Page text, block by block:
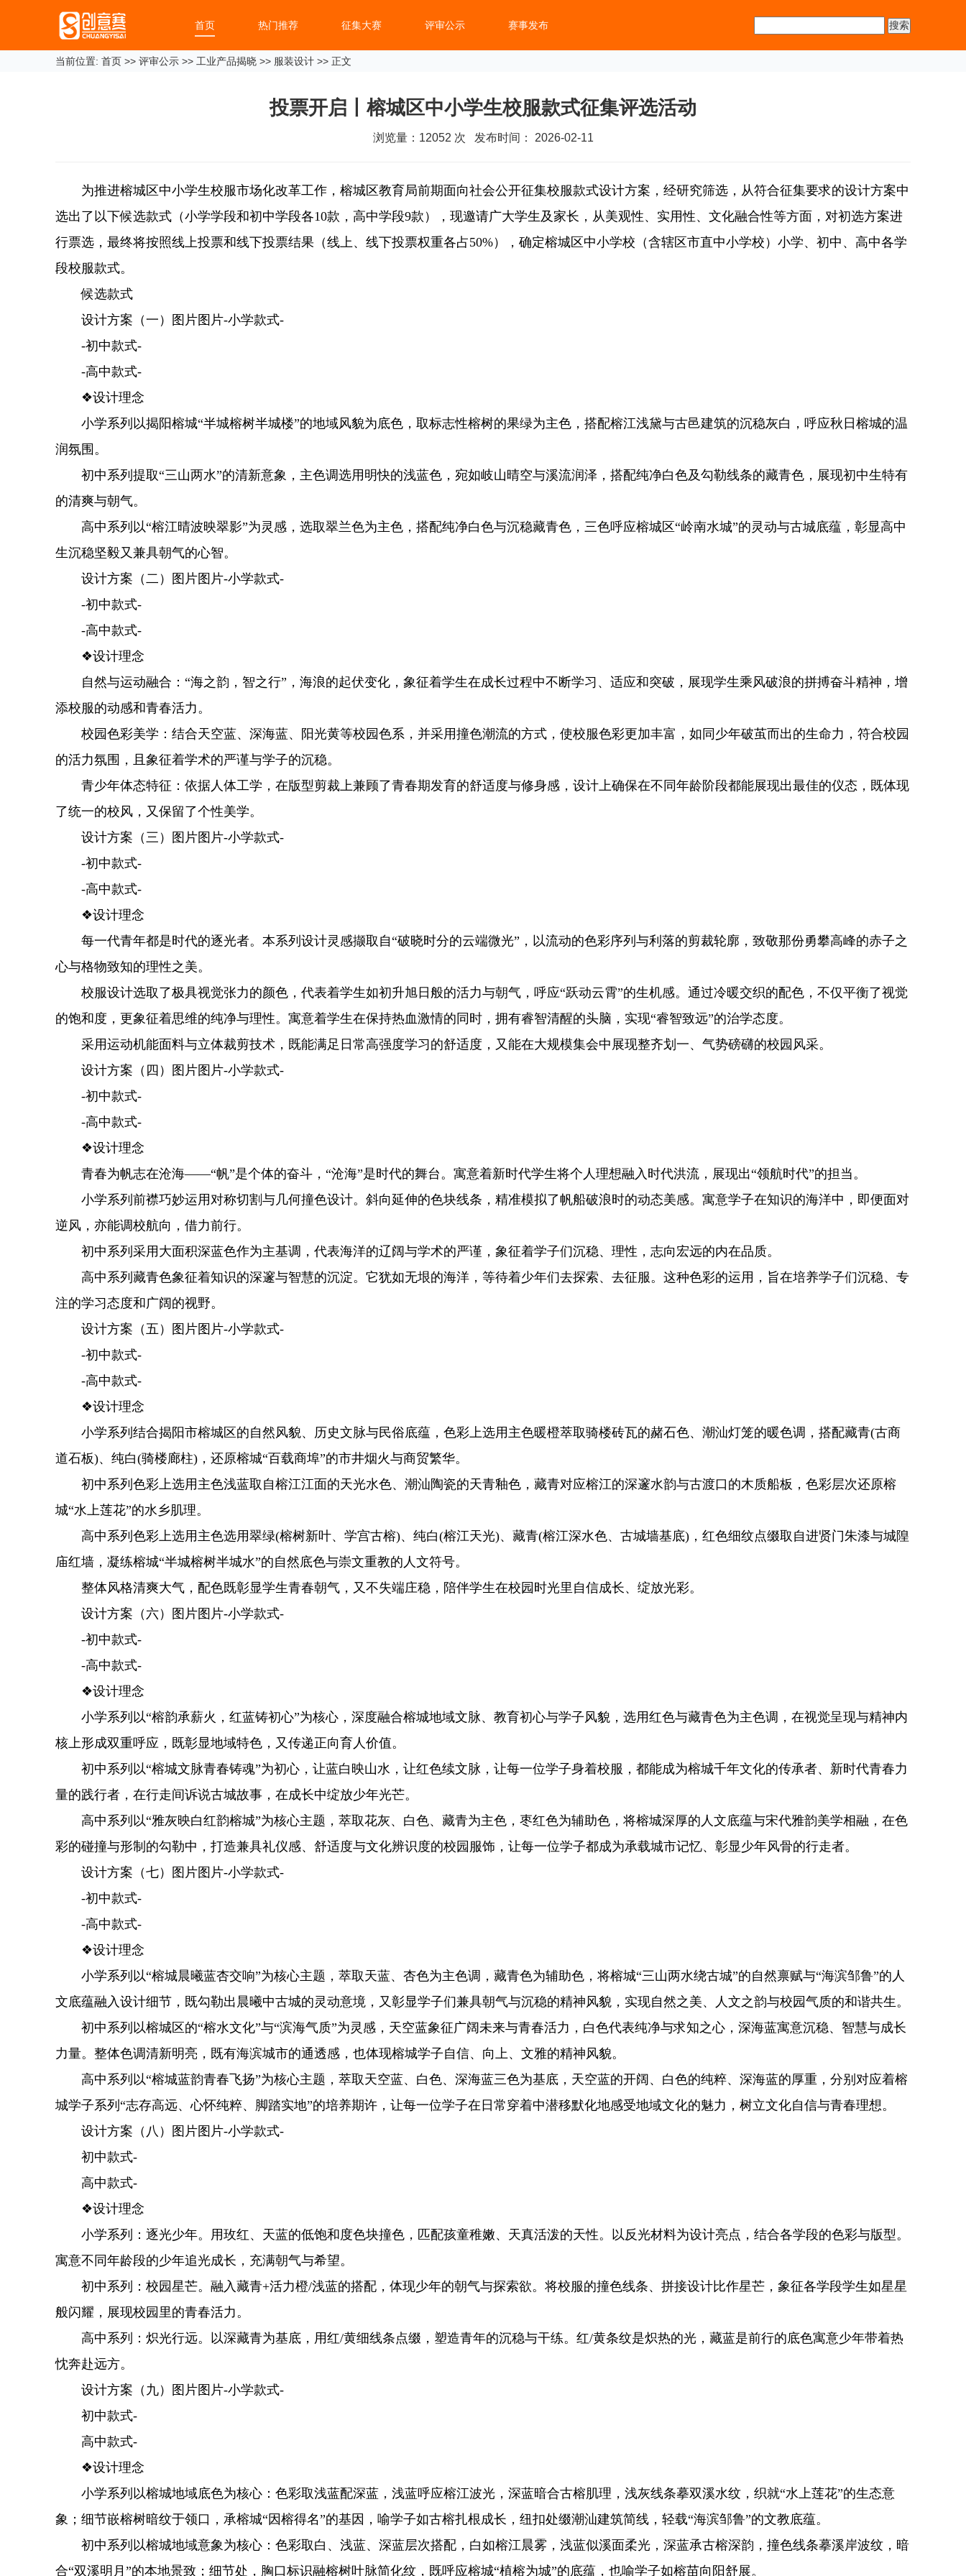
首页 热门推荐 征集大赛 评审公示 赛事发布
当前位置: 首页 >> 评审公示 >> 工业产品揭晓 >> 服装设计 >> 正文
投票开启丨榕城区中小学生校服款式征集评选活动
浏览量： 12052 次 发布时间： 2026-02-11
为推进榕城区中小学生校服市场化改革工作，榕城区教育局前期面向社会公开征集校服款式设计方案，经研究筛选，从符合征集要求的设计方案中
选出了以下候选款式（小学学段和初中学段各10款，高中学段9款），现邀请广大学生及家长，从美观性、实用性、文化融合性等方面，对初选方案进
行票选，最终将按照线上投票和线下投票结果（线上、线下投票权重各占50%），确定榕城区中小学校（含辖区市直中小学校）小学、初中、高中各学
段校服款式。
候选款式
设计方案（一）图片图片-小学款式-
-初中款式-
-高中款式-
❖设计理念
小学系列以揭阳榕城“半城榕树半城楼”的地域风貌为底色，取标志性榕树的果绿为主色，搭配榕江浅黛与古邑建筑的沉稳灰白，呼应秋日榕城的温
润氛围。
初中系列提取“三山两水”的清新意象，主色调选用明快的浅蓝色，宛如岐山晴空与溪流润泽，搭配纯净白色及勾勒线条的藏青色，展现初中生特有
的清爽与朝气。
高中系列以“榕江晴波映翠影”为灵感，选取翠兰色为主色，搭配纯净白色与沉稳藏青色，三色呼应榕城区“岭南水城”的灵动与古城底蕴，彰显高中
生沉稳坚毅又兼具朝气的心智。
设计方案（二）图片图片-小学款式-
-初中款式-
-高中款式-
❖设计理念
自然与运动融合：“海之韵，智之行”，海浪的起伏变化，象征着学生在成长过程中不断学习、适应和突破，展现学生乘风破浪的拼搏奋斗精神，增
添校服的动感和青春活力。
校园色彩美学：结合天空蓝、深海蓝、阳光黄等校园色系，并采用撞色潮流的方式，使校服色彩更加丰富，如同少年破茧而出的生命力，符合校园
的活力氛围，且象征着学术的严谨与学子的沉稳。
青少年体态特征：依据人体工学，在版型剪裁上兼顾了青春期发育的舒适度与修身感，设计上确保在不同年龄阶段都能展现出最佳的仪态，既体现
了统一的校风，又保留了个性美学。
设计方案（三）图片图片-小学款式-
-初中款式-
-高中款式-
❖设计理念
每一代青年都是时代的逐光者。本系列设计灵感撷取自“破晓时分的云端微光”，以流动的色彩序列与利落的剪裁轮廓，致敬那份勇攀高峰的赤子之
心与格物致知的理性之美。
校服设计选取了极具视觉张力的颜色，代表着学生如初升旭日般的活力与朝气，呼应“跃动云霄”的生机感。通过冷暖交织的配色，不仅平衡了视觉
的饱和度，更象征着思维的纯净与理性。寓意着学生在保持热血激情的同时，拥有睿智清醒的头脑，实现“睿智致远”的治学态度。
采用运动机能面料与立体裁剪技术，既能满足日常高强度学习的舒适度，又能在大规模集会中展现整齐划一、气势磅礴的校园风采。
设计方案（四）图片图片-小学款式-
-初中款式-
-高中款式-
❖设计理念
青春为帆志在沧海——“帆”是个体的奋斗，“沧海”是时代的舞台。寓意着新时代学生将个人理想融入时代洪流，展现出“领航时代”的担当。
小学系列前襟巧妙运用对称切割与几何撞色设计。斜向延伸的色块线条，精准模拟了帆船破浪时的动态美感。寓意学子在知识的海洋中，即便面对
逆风，亦能调校航向，借力前行。
初中系列采用大面积深蓝色作为主基调，代表海洋的辽阔与学术的严谨，象征着学子们沉稳、理性，志向宏远的内在品质。
高中系列藏青色象征着知识的深邃与智慧的沉淀。它犹如无垠的海洋，等待着少年们去探索、去征服。这种色彩的运用，旨在培养学子们沉稳、专
注的学习态度和广阔的视野。
设计方案（五）图片图片-小学款式-
-初中款式-
-高中款式-
❖设计理念
小学系列结合揭阳市榕城区的自然风貌、历史文脉与民俗底蕴，色彩上选用主色暖橙萃取骑楼砖瓦的赭石色、潮汕灯笼的暖色调，搭配藏青(古商
道石板)、纯白(骑楼廊柱)，还原榕城“百载商埠”的市井烟火与商贸繁华。
初中系列色彩上选用主色浅蓝取自榕江江面的天光水色、潮汕陶瓷的天青釉色，藏青对应榕江的深邃水韵与古渡口的木质船板，色彩层次还原榕
城“水上莲花”的水乡肌理。
高中系列色彩上选用主色选用翠绿(榕树新叶、学宫古榕)、纯白(榕江天光)、藏青(榕江深水色、古城墙基底)，红色细纹点缀取自进贤门朱漆与城隍
庙红墙，凝练榕城“半城榕树半城水”的自然底色与崇文重教的人文符号。
整体风格清爽大气，配色既彰显学生青春朝气，又不失端庄稳，陪伴学生在校园时光里自信成长、绽放光彩。
设计方案（六）图片图片-小学款式-
-初中款式-
-高中款式-
❖设计理念
小学系列以“榕韵承薪火，红蓝铸初心”为核心，深度融合榕城地域文脉、教育初心与学子风貌，选用红色与藏青色为主色调，在视觉呈现与精神内
核上形成双重呼应，既彰显地域特色，又传递正向育人价值。
初中系列以“榕城文脉青春铸魂”为初心，让蓝白映山水，让红色续文脉，让每一位学子身着校服，都能成为榕城千年文化的传承者、新时代青春力
量的践行者，在行走间诉说古城故事，在成长中绽放少年光芒。
高中系列以“雅灰映白红韵榕城”为核心主题，萃取花灰、白色、藏青为主色，枣红色为辅助色，将榕城深厚的人文底蕴与宋代雅韵美学相融，在色
彩的碰撞与形制的勾勒中，打造兼具礼仪感、舒适度与文化辨识度的校园服饰，让每一位学子都成为承载城市记忆、彰显少年风骨的行走者。
设计方案（七）图片图片-小学款式-
-初中款式-
-高中款式-
❖设计理念
小学系列以“榕城晨曦蓝杏交响”为核心主题，萃取天蓝、杏色为主色调，藏青色为辅助色，将榕城“三山两水绕古城”的自然禀赋与“海滨邹鲁”的人
文底蕴融入设计细节，既勾勒出晨曦中古城的灵动意境，又彰显学子们兼具朝气与沉稳的精神风貌，实现自然之美、人文之韵与校园气质的和谐共生。
初中系列以榕城区的“榕水文化”与“滨海气质”为灵感，天空蓝象征广阔未来与青春活力，白色代表纯净与求知之心，深海蓝寓意沉稳、智慧与成长
力量。整体色调清新明亮，既有海滨城市的通透感，也体现榕城学子自信、向上、文雅的精神风貌。
高中系列以“榕城蓝韵青春飞扬”为核心主题，萃取天空蓝、白色、深海蓝三色为基底，天空蓝的开阔、白色的纯粹、深海蓝的厚重，分别对应着榕
城学子系列“志存高远、心怀纯粹、脚踏实地”的培养期许，让每一位学子在日常穿着中潜移默化地感受地域文化的魅力，树立文化自信与青春理想。
设计方案（八）图片图片-小学款式-
初中款式-
高中款式-
❖设计理念
小学系列：逐光少年。用玫红、天蓝的低饱和度色块撞色，匹配孩童稚嫩、天真活泼的天性。以反光材料为设计亮点，结合各学段的色彩与版型。
寓意不同年龄段的少年追光成长，充满朝气与希望。
初中系列：校园星芒。融入藏青+活力橙/浅蓝的搭配，体现少年的朝气与探索欲。将校服的撞色线条、拼接设计比作星芒，象征各学段学生如星星
般闪耀，展现校园里的青春活力。
高中系列：炽光行远。以深藏青为基底，用红/黄细线条点缀，塑造青年的沉稳与干练。红/黄条纹是炽热的光，藏蓝是前行的底色寓意少年带着热
忱奔赴远方。
设计方案（九）图片图片-小学款式-
初中款式-
高中款式-
❖设计理念
小学系列以榕城地域底色为核心：色彩取浅蓝配深蓝，浅蓝呼应榕江波光，深蓝暗合古榕肌理，浅灰线条摹双溪水纹，织就“水上莲花”的生态意
象；细节嵌榕树暗纹于领口，承榕城“因榕得名”的基因，喻学子如古榕扎根成长，纽扣处缀潮汕建筑简线，轻载“海滨邹鲁”的文教底蕴。
初中系列以榕城地域意象为核心：色彩取白、浅蓝、深蓝层次搭配，白如榕江晨雾，浅蓝似溪面柔光，深蓝承古榕深韵，撞色线条摹溪岸波纹，暗
合“双溪明月”的本地景致；细节处，胸口标识融榕树叶脉简化纹，既呼应榕城“植榕为城”的底蕴，也喻学子如榕苗向阳舒展。